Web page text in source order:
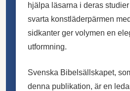
hjälpa läsarna i deras
svarta konstläderpärmen
sidkanter ger volymen en
utformning.
Svenska Bibelsällskapet,
denna publikation, är en